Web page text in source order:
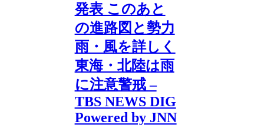
発表 このあと
の進路図と勢力
雨・風を詳しく
東海・北陸は雨
に注意警戒 –
TBS NEWS DIG
Powered by JNN